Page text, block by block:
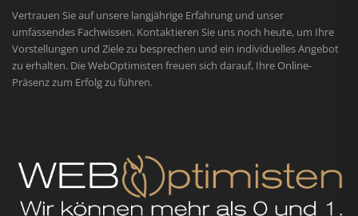
Vertrauen Sie auf unsere langjährige Erfahrung und unser
umfassendes Fachwissen. Kontaktieren Sie uns noch heute, um Ihre
Vorstellungen und Ziele zu besprechen und ein individuelles Angebot
zu erhalten. Die WebOptimisten freuen sich darauf, Ihre Online-
Präsenz zum Erfolg zu führen.